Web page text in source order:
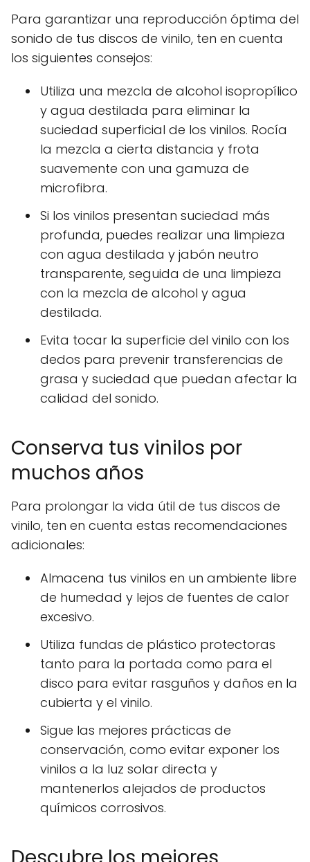
Para garantizar una reproducción óptima del
sonido de tus discos de vinilo, ten en cuenta
los siguientes consejos:
Utiliza una mezcla de alcohol isopropílico
y agua destilada para eliminar la
suciedad superficial de los vinilos. Rocía
la mezcla a cierta distancia y frota
suavemente con una gamuza de
microfibra.
Si los vinilos presentan suciedad más
profunda, puedes realizar una limpieza
con agua destilada y jabón neutro
transparente, seguida de una limpieza
con la mezcla de alcohol y agua
destilada.
Evita tocar la superficie del vinilo con los
dedos para prevenir transferencias de
grasa y suciedad que puedan afectar la
calidad del sonido.
Conserva tus vinilos por
muchos años
Para prolongar la vida útil de tus discos de
vinilo, ten en cuenta estas recomendaciones
adicionales:
Almacena tus vinilos en un ambiente libre
de humedad y lejos de fuentes de calor
excesivo.
Utiliza fundas de plástico protectoras
tanto para la portada como para el
disco para evitar rasguños y daños en la
cubierta y el vinilo.
Sigue las mejores prácticas de
conservación, como evitar exponer los
vinilos a la luz solar directa y
mantenerlos alejados de productos
químicos corrosivos.